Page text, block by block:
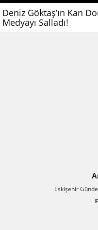
Deniz Göktaş’ın Kan
Medyayı Salladı!
Eskişehir